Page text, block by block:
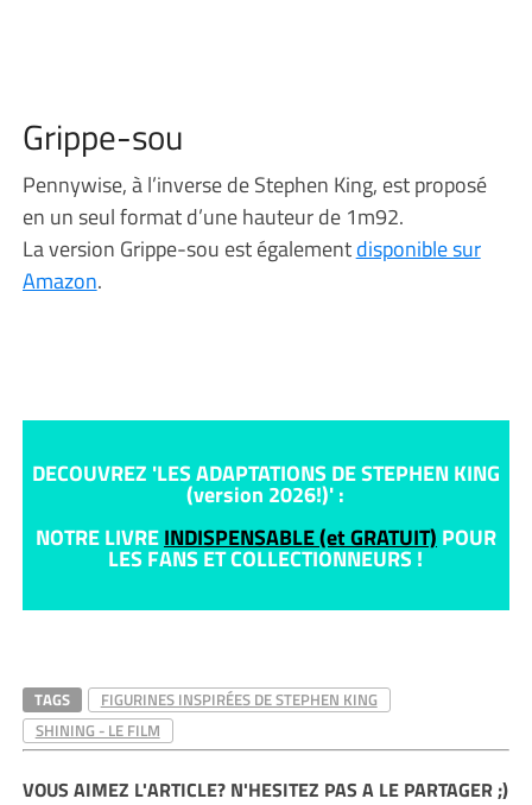
Grippe-sou
Pennywise, à l’inverse de Stephen King, est proposé
en un seul format d’une hauteur de 1m92.
La version Grippe-sou est égalementdisponible sur
Amazon.
DECOUVREZ 'LES ADAPTATIONS DE STEPHEN KING
(version 2026!)' :
NOTRE LIVREINDISPENSABLE (et GRATUIT) POUR
LES FANS ET COLLECTIONNEURS !
TAGS
FIGURINES INSPIRÉES DE STEPHEN KING
SHINING - LE FILM
VOUS AIMEZ L'ARTICLE? N'HESITEZ PAS A LE PARTAGER ;)